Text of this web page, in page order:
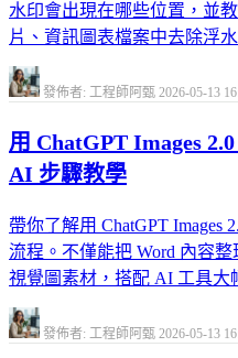
水印會出現在哪些位置，並
片、資訊圖表檔案中去除浮水
發佈者: 工程師阿甄 2026-05-13
用 ChatGPT Images
AI 步驟教學
帶你了解用 ChatGPT Images
流程。不僅能把 Word 內容
視覺圖素材，搭配 AI 工具大
發佈者: 工程師阿甄 2026-05-13